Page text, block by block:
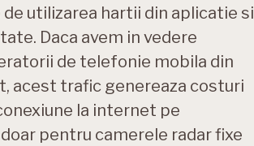
utilizarea hartii din aplicatie si
Daca avem in vedere
de telefonie mobila din
acest trafic genereaza costuri
la internet pe
pentru camerele radar fixe